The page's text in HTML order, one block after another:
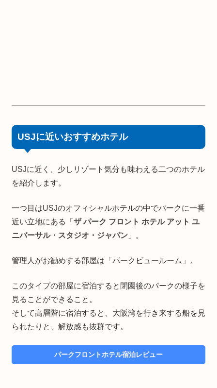
USJに近いおすすめホテル
USJに近く、少しリゾート気分も味わえる二つのホテル
を紹介します。
一つ目はUSJのオフィシャルホテルの中でパークに一番
近い立地にある「 ザ パーク フロント ホテル アット ユ
ニバーサル・スタジオ・ジャパン 」。
管理人がお勧めする部屋は「パークビュールーム」。
このタイプの部屋に宿泊すると閉園後のパークの様子を
見ることができること。
そして高層階に宿泊すると、大阪湾を行き来する船を見
られたりと、解放感も抜群です。
パークフロントホテル宿泊レビュー